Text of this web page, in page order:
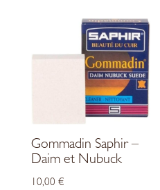
Gommadin Saphir –
Daim et Nubuck
10,00 €